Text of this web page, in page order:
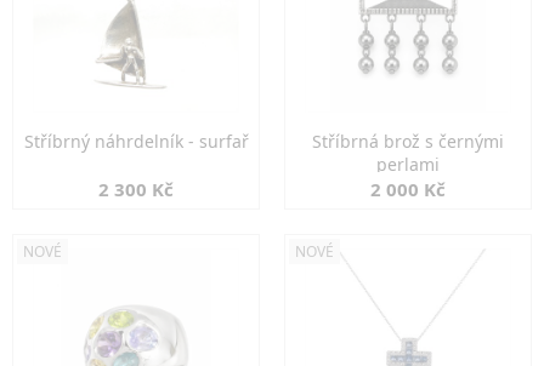
Stříbrný náhrdelník - surfař
2 300 Kč
Stříbrná brož s černými
perlami
2 000 Kč
NOVÉ NOVÉ